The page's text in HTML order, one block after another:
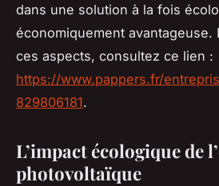
dans une solution à la fois
économiquement avantageuse.
ces aspects, consultez ce lien :
https://www.pappers.fr/
829806181.
L’impact écologique de
photovoltaïque